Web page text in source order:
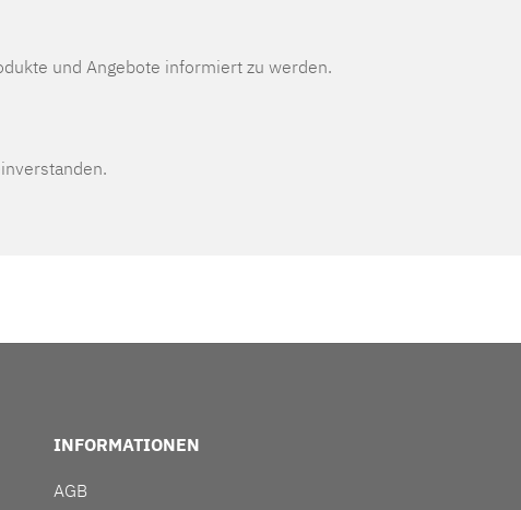
und Angebote informiert zu werden.
INFORMATIONEN
AGB